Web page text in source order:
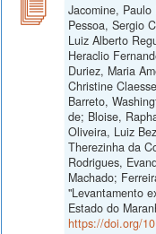
Jacomine,
Pessoa, Sergio
Luiz Alberto
Heraclio
Duriez, Maria
Christine
Barreto,
de; Bloise,
Oliveira, Luiz
Therezinha da
Rodrigues,
Machado;
"Levantamento
Estado do
https://doi.org/